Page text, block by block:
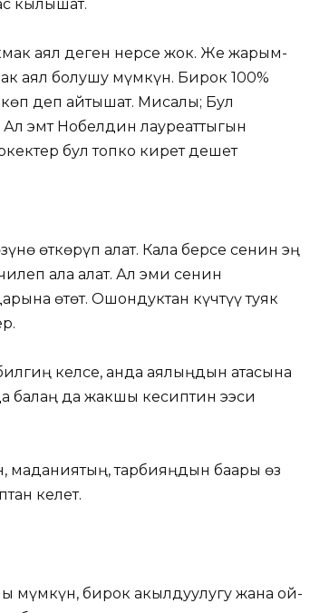
кылышат.
аял деген нерсе жок. Же жарым-
аял болушу мүмкүн. Бирок 100%
деп айтышат. Мисалы; Бул
эмт Нобелдин лауреаттыгын
бул топко кирет дешет
өткөрүп алат. Кала берсе сенин эң
ала алат. Ал эми сенин
өтөт. Ошондуктан күчтүү туяк
келсе, анда аялыңдын атасына
балаң да жакшы кесиптин ээси
тарбияңдын баары өз
келет.
мүмкүн, бирок акылдуулугу жана ой-